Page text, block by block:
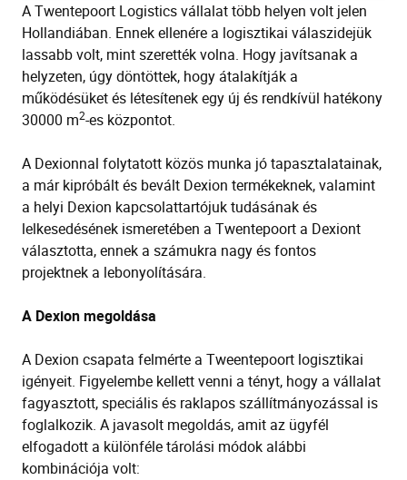
A Twentepoort Logistics vállalat több helyen volt jelen
Hollandiában. Ennek ellenére a logisztikai válaszidejük
lassabb volt, mint szerették volna. Hogy javítsanak a
helyzeten, úgy döntöttek, hogy átalakítják a
működésüket és létesítenek egy új és rendkívül hatékony
30000 m2-es központot.
A Dexionnal folytatott közös munka jó tapasztalatainak,
a már kipróbált és bevált Dexion termékeknek, valamint
a helyi Dexion kapcsolattartójuk tudásának és
lelkesedésének ismeretében a Twentepoort a Dexiont
választotta, ennek a számukra nagy és fontos
projektnek a lebonyolítására.
A Dexion megoldása
A Dexion csapata felmérte a Tweentepoort logisztikai
igényeit. Figyelembe kellett venni a tényt, hogy a vállalat
fagyasztott, speciális és raklapos szállítmányozással is
foglalkozik. A javasolt megoldás, amit az ügyfél
elfogadott a különféle tárolási módok alábbi
kombinációja volt: